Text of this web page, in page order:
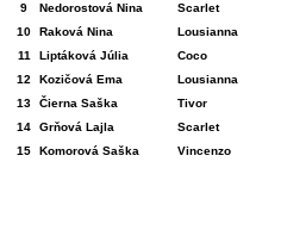
9
Nedorostová Nina Scarlet
10
Raková Nina Lousianna
11
Liptáková Júlia Coco
12
Kozičová Ema Lousianna
13
Čierna Saška Tivor
14
Grňová Lajla Scarlet
15
Komorová Saška Vincenzo